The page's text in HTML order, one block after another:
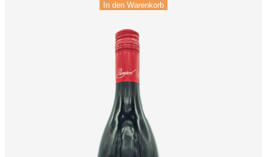
In den Warenkorb